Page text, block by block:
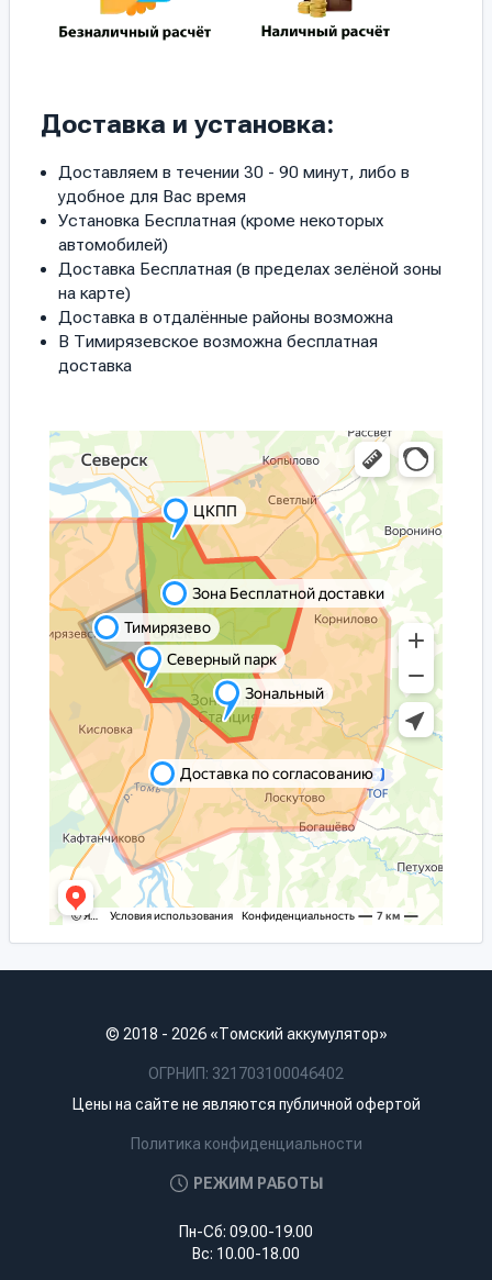
Доставка и установка:
Доставляем в течении 30 - 90 минут, либо в
удобное для Вас время
Установка Бесплатная (кроме некоторых
автомобилей)
Доставка Бесплатная (в пределах зелёной зоны
на карте)
Доставка в отдалённые районы возможна
В Тимирязевское возможна бесплатная
доставка
© 2018 - 2026 «Томский аккумулятор»
ОГРНИП: 321703100046402
Цены на сайте не являются публичной офертой
Политика конфиденциальности
РЕЖИМ РАБОТЫ
Пн-Сб: 09.00-19.00
Вс: 10.00-18.00